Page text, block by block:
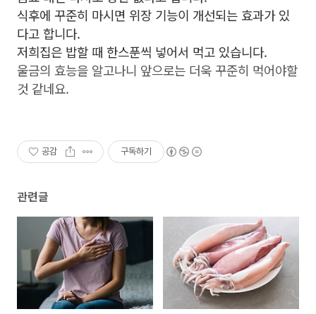
식후에 꾸준히 마시면 위장 기능이 개선되는 효과가 있
다고 합니다.
저희집은 밥할 때 한스푼씩 넣어서 먹고 있습니다.
울금의 효능을 알고나니 앞으로는 더욱 꾸준히 먹어야할
것 같네요.
공감 구독하기
관련글